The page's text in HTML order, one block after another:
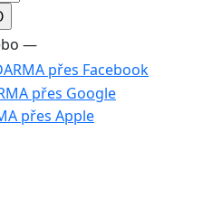
—
přes Facebook
přes Google
přes Apple